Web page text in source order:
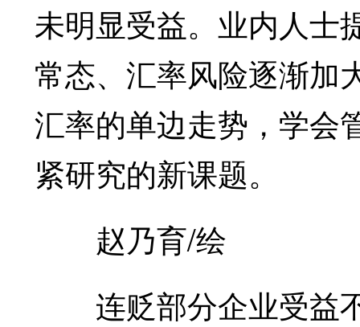
未明显受益。业内人士
常态、汇率风险逐渐加
汇率的单边走势，学会
紧研究的新课题。
赵乃育/绘
连贬部分企业受益